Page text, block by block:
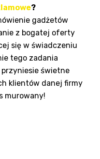
?
gadżetów
z bogatej oferty
się w świadczeniu
tego zadania
świetne
klientów danej firmy
murowany!